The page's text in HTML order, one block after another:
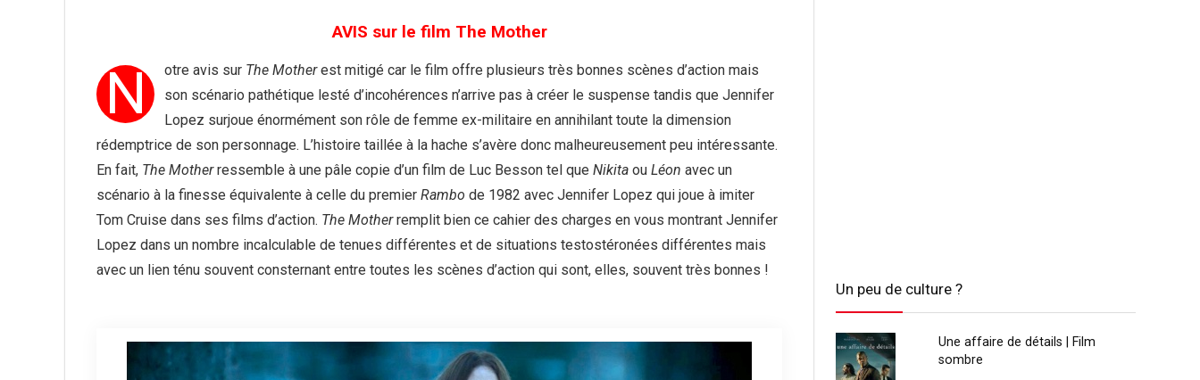
AVIS sur le film The Mother
N otre avis sur The Motherest mitigé car le film offre plusieurs très bonnes scènes d’action mais
son scénario pathétique lesté d’incohérences n’arrive pas à créer le suspense tandis que Jennifer
Lopez surjoue énormément son rôle de femme ex-militaire en annihilant toute la dimension
rédemptrice de son personnage. L’histoire taillée à la hache s’avère donc malheureusement peu intéressante.
En fait, The Motherressemble à une pâle copie d’un film de Luc Besson tel que Nikita ou Léon avec un
scénario à la finesse équivalente à celle du premier Rambo de 1982 avec Jennifer Lopez qui joue à imiter
Tom Cruise dans ses films d’action. The Motherremplit bien ce cahier des charges en vous montrant Jennifer
Lopez dans un nombre incalculable de tenues différentes et de situations testostéronées différentes mais
avec un lien ténu souvent consternant entre toutes les scènes d’action qui sont, elles, souvent très bonnes !
Un peu de culture ?
Une affaire de détails | Film
sombre